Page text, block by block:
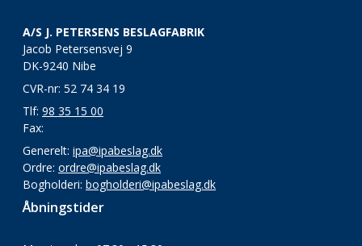
A/S J. PETERSENS BESLAGFABRIK
Jacob Petersensvej 9
DK-9240 Nibe
CVR-nr: 52 74 34 19
Tlf: 98 35 15 00
Fax:
Generelt: ipa@ipabeslag.dk
Ordre: ordre@ipabeslag.dk
Bogholderi: bogholderi@ipabeslag.dk
Åbningstider